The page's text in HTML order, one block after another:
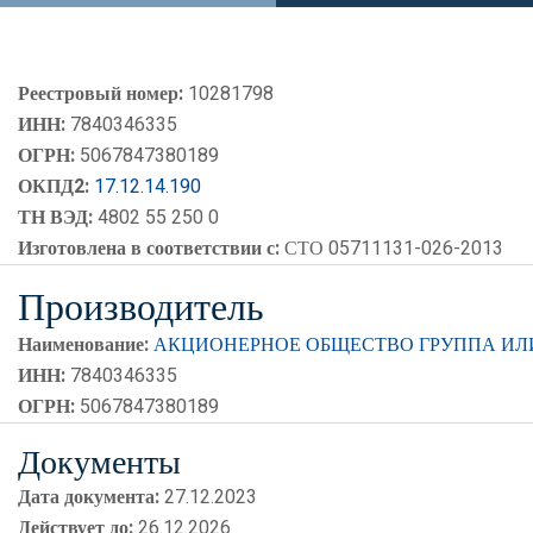
Реестровый номер: 10281798
ИНН: 7840346335
ОГРН: 5067847380189
ОКПД2: 17.12.14.190
ТН ВЭД:4802 55 250 0
Изготовлена в соответствии с:СТО 05711131-026-2013
Производитель
Наименование:АКЦИОНЕРНОЕ ОБЩЕСТВО ГРУППА
ИНН: 7840346335
ОГРН: 5067847380189
Документы
Дата документа:27.12.2023